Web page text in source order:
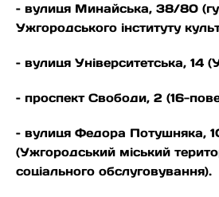
– вулиця Минайська, 38/80
Ужгородського інституту
– вулиця Університетська, 14
– проспект Свободи, 2 (16-
– вулиця Федора Потушняка,
(Ужгородський міський
соціального обслуговування).